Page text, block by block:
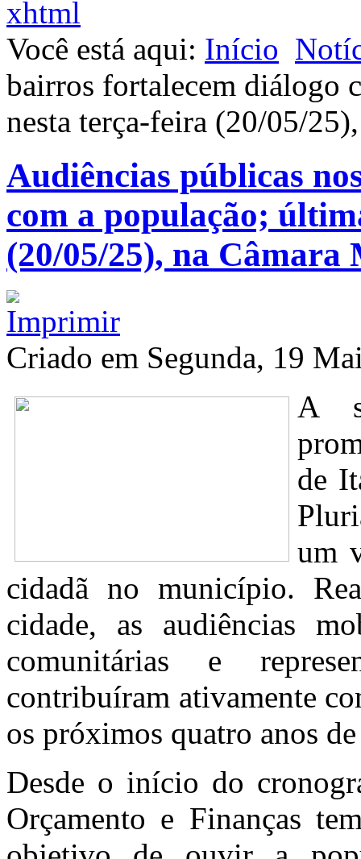
xhtml
Você está aqui: Início
bairros fortalecem diálogo
nesta terça-feira (20/05/
Audiências públicas
com a população;
(20/05/25), na Câmara
Criado em Segunda, 19
A
de
um
cidadã no município.
cidade, as audiências
comunitárias e
contribuíram ativamente
os próximos quatro anos
Desde o início do
Orçamento e Finanças